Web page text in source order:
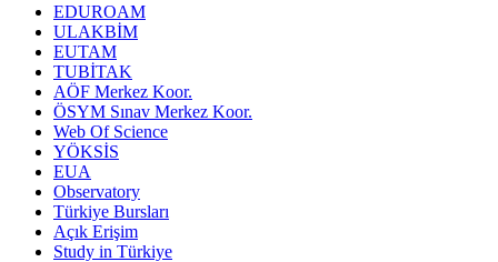
EDUROAM
ULAKBİM
EUTAM
TUBİTAK
AÖF Merkez Koor.
ÖSYM Sınav Merkez Koor.
Web Of Science
YÖKSİS
EUA
Observatory
Türkiye Bursları
Açık Erişim
Study in Türkiye